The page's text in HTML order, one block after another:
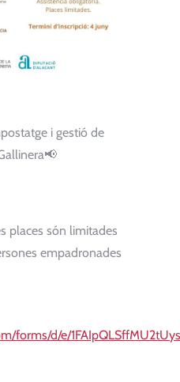
i gestió de
places són limitades
empadronades
forms/d/e/